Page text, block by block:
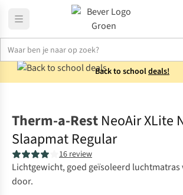
Back to schooldeals!
Therm-a-Rest NeoAir XLite
Slaapmat Regular
16 review
Lichtgewicht, goed geïsoleerd luchtmatras
door.